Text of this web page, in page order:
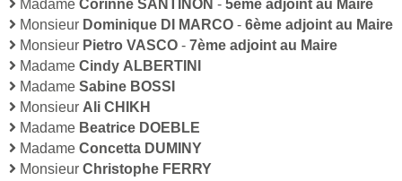
Madame Corinne SANTINON - 5ème adjoint au Maire
Monsieur Dominique DI MARCO - 6ème adjoint au Maire
Monsieur Pietro VASCO - 7ème adjoint au Maire
Madame Cindy ALBERTINI
Madame Sabine BOSSI
Monsieur Ali CHIKH
Madame Beatrice DOEBLE
Madame Concetta DUMINY
Monsieur Christophe FERRY